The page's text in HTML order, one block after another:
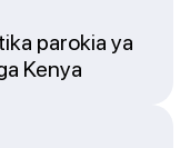
parokia ya
Kenya